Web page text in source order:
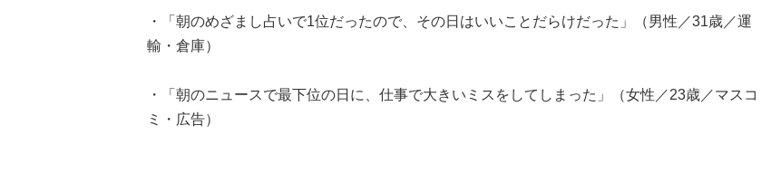
・「朝のめざまし占いで1位だったので、その日はいいことだらけだった」（男性／31歳／運
輸・倉庫）
・「朝のニュースで最下位の日に、仕事で大きいミスをしてしまった」（女性／23歳／マスコ
ミ・広告）